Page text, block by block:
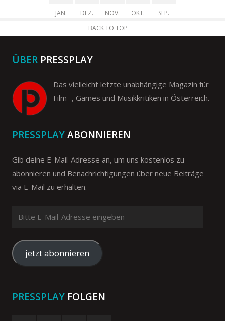
JAN. DEZ. NOV. OKT.
SEP.
BACK TO TOP
ÜBER PRESSPLAY
Das vielleicht letzte unabhängige Magazin für
Film- , Games und Musikkritiken in Österreich.
PRESSPLAYABONNIEREN
Gib deine E-Mail-Adresse an, um uns kostenlos zu
abonnieren und Benachrichtigungen über neue Beiträge
via E-Mail zu erhalten.
Mail-
Adresse
eingeben
jetzt abonnieren
PRESSPLAY FOLGEN